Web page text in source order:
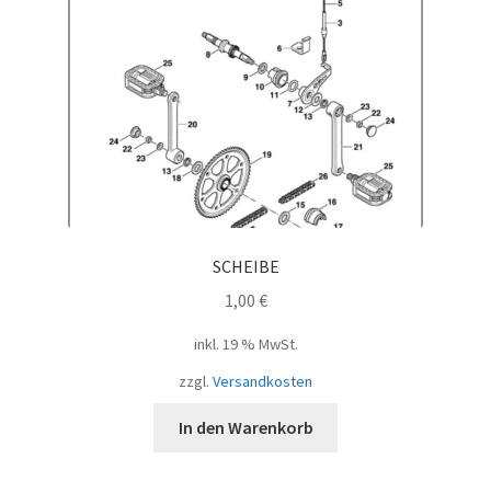
SCHEIBE
1,00 €
inkl. 19 % MwSt.
zzgl. Versandkosten
In den Warenkorb